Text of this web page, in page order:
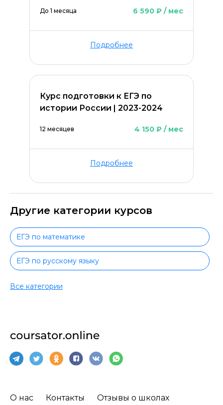
До 1 месяца 6 590 ₽ / мес
Подробнее
Курс подготовки к ЕГЭ по
истории России | 2023-2024
12 месяцев 4 150 ₽ / мес
Подробнее
Другие категории курсов
ЕГЭ по математике
ЕГЭ по русскому языку
ЕГЭ по обществознанию
ЕГЭ по биологии
ЕГЭ по химии
Все категории
О нас Контакты Отзывы о школах